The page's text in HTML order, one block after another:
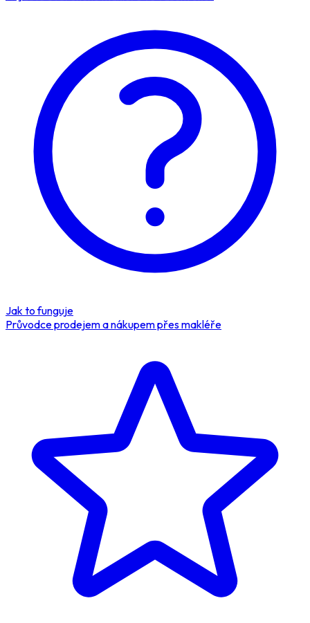
Jak to funguje
Průvodce prodejem a nákupem přes makléře